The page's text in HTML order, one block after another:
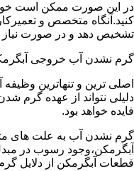
در این صورت ممکن است
کنید.آنگاه متخصص و
تشخیص دهد و در صورت نیاز
گرم نشدن آب خروجی
اصلی ترین و تنهاترین
دلیلی نتواند از عهده گرم
فایده خواهد بود.
گرم نشدن آب به علت های
آبگرمکن،وجود رسوب در
قطعات آبگرمکن از دلایل